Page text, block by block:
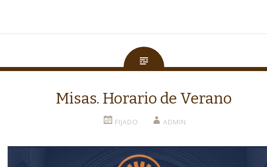
Misas. Horario de Verano
FIJADO ADMIN